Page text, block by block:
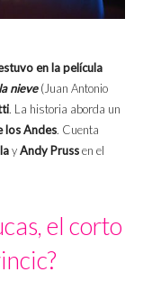
en la película
nieve(Juan Antonio
. La historia aborda un
los Andes. Cuenta
yAndy Prussen el
el corto